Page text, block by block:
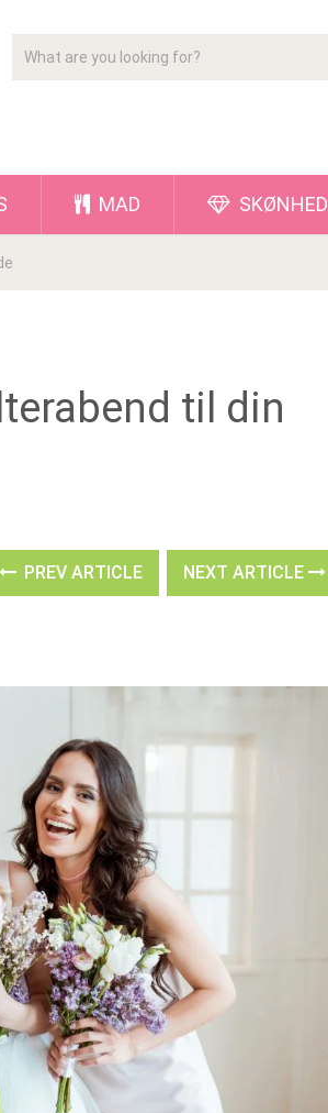
MAD SKØNHED
til din
PREV ARTICLE NEXT ARTICLE